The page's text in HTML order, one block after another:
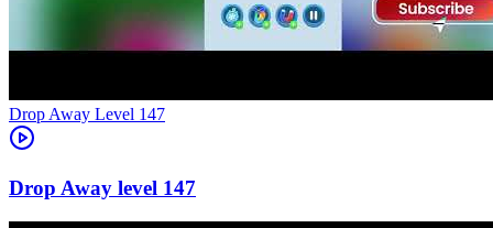
Level 147
147